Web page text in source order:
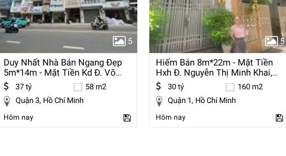
5
Duy Nhất Nhà Bán Ngang Đẹp
5m*14m - Mặt Tiền Kd Đ. Võ
Văn Tần, Quận
37 tỷ
58 m2
Quận 3, Hồ Chí Minh
Hôm nay
5
Hiếm Bán 8m*22m - Mặt Tiền
Hxh Đ. Nguyễn Thị Minh Khai,
Quận 1 -
30 tỷ
160 m2
Quận 1, Hồ Chí Minh
Hôm nay